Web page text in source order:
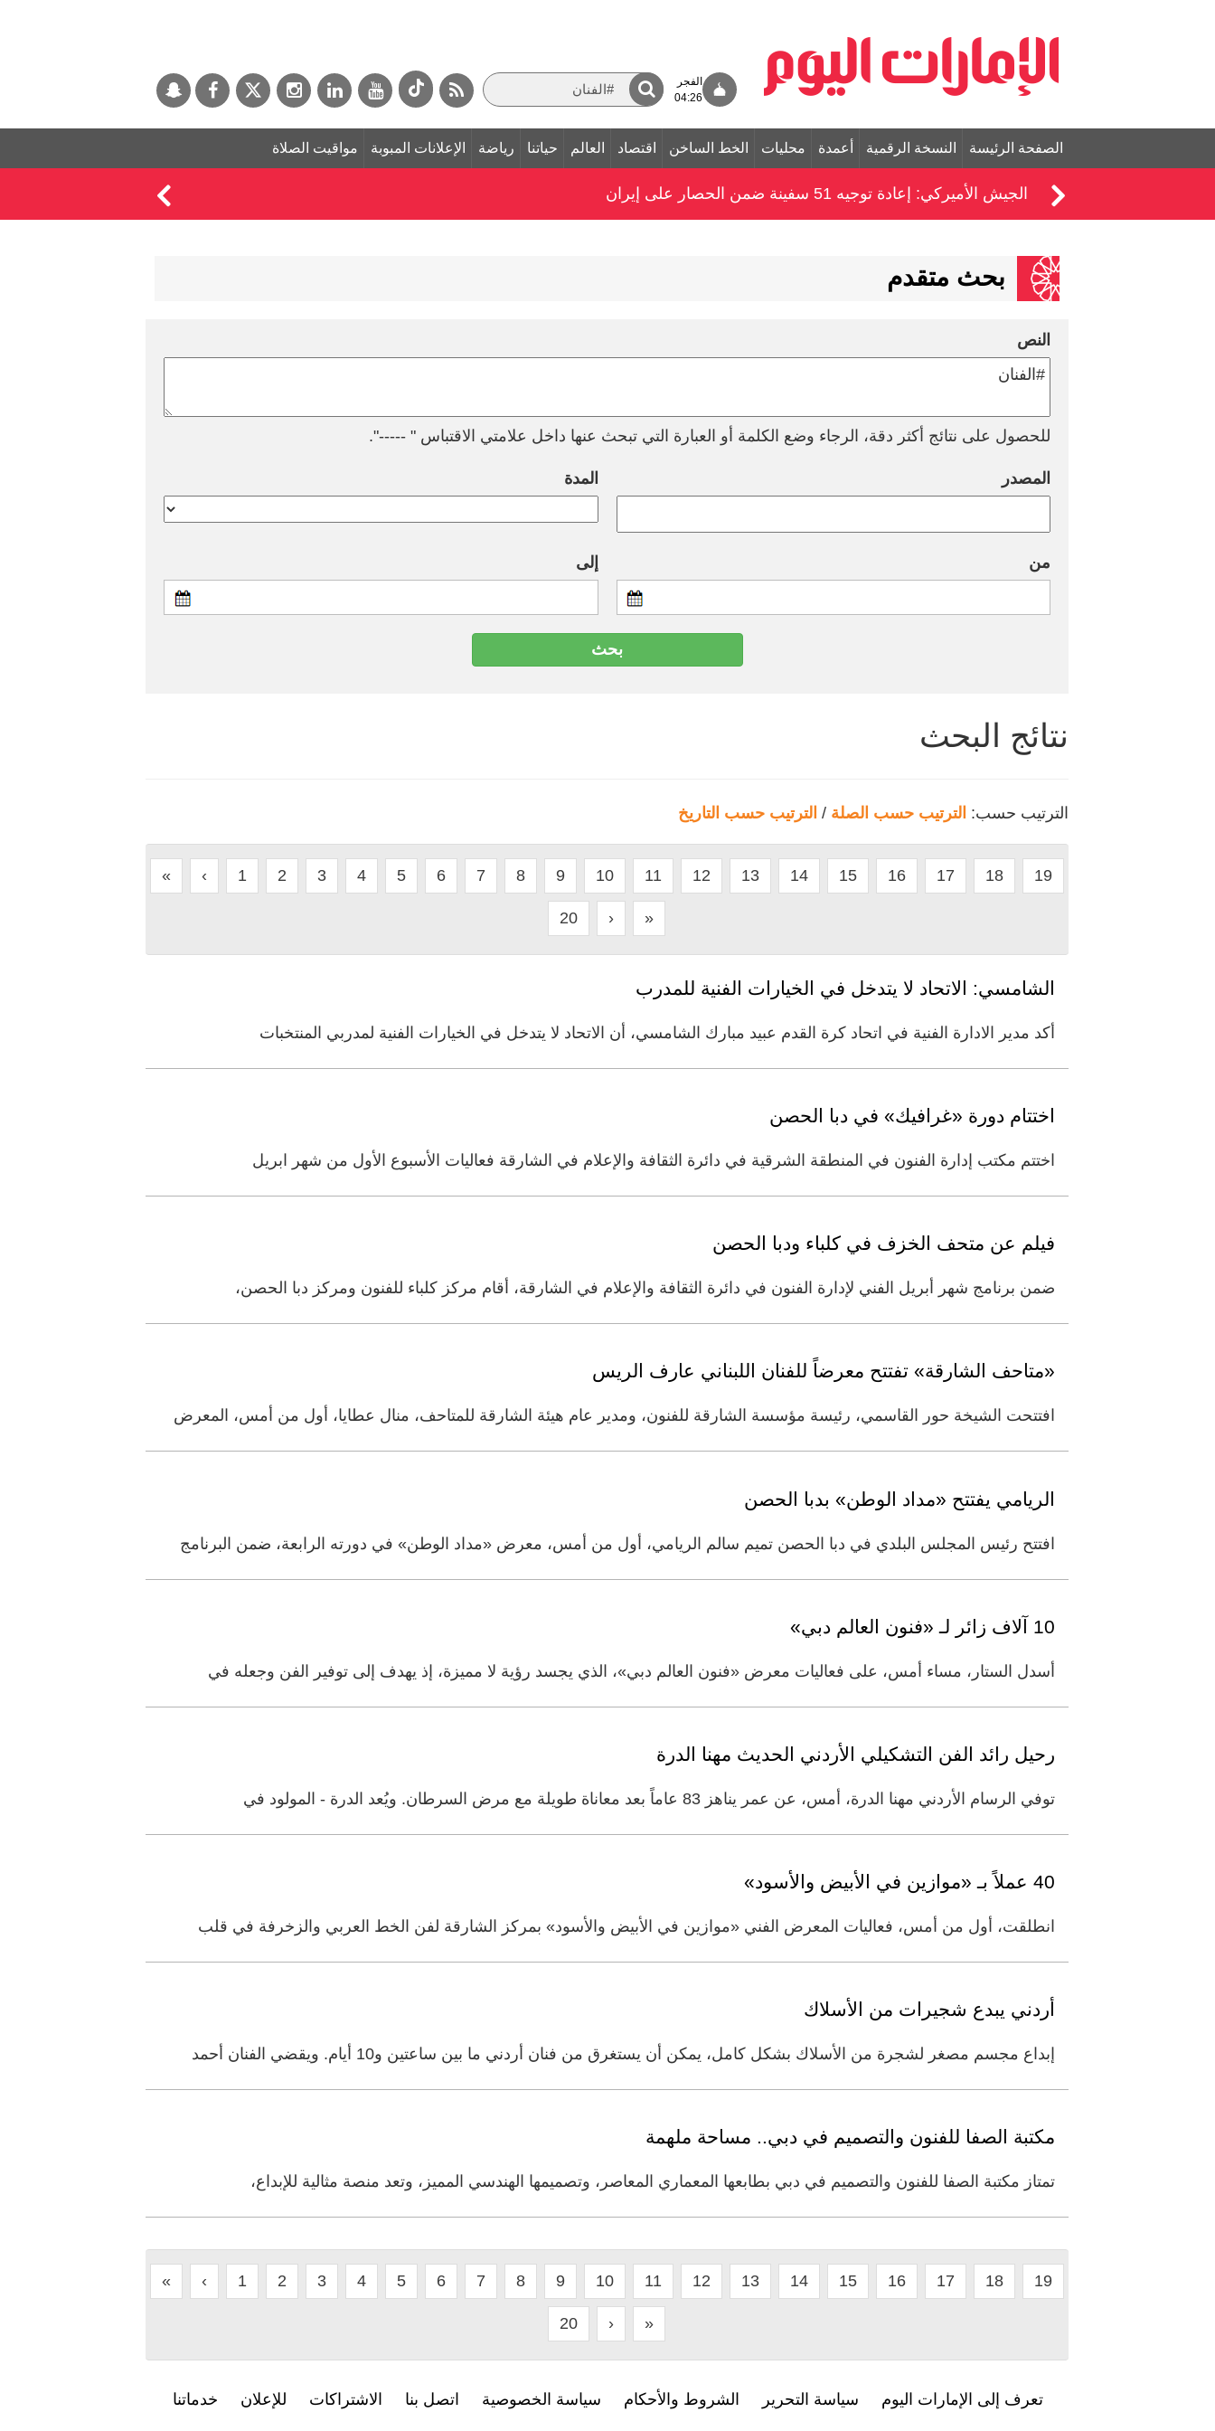
الفجر
04:26
الصفحة الرئيسة النسخة الرقمية أعمدة محليات الخط الساخن اقتصاد العالم حياتنا رياضة الإعلانات المبوبة مواقيت الصلاة
الجيش الأميركي: إعادة توجيه 51 سفينة ضمن الحصار على إيران
بحث متقدم
النص
للحصول على نتائج أكثر دقة، الرجاء وضع الكلمة أو العبارة التي تبحث عنها داخل علامتي الاقتباس " -----".
المصدر المدة
من إلى
نتائج البحث
الترتيب حسب: الترتيب حسب الصلة / الترتيب حسب التاريخ
« ‹ 1 2 3 4 5 6 7 8 9 10 11 12 13 14 15 16 17 18 19
20 › »
الشامسي: الاتحاد لا يتدخل في الخيارات الفنية للمدرب
أكد مدير الادارة الفنية في اتحاد كرة القدم عبيد مبارك الشامسي، أن الاتحاد لا يتدخل في الخيارات الفنية لمدربي المنتخبات
اختتام دورة «غرافيك» في دبا الحصن
اختتم مكتب إدارة الفنون في المنطقة الشرقية في دائرة الثقافة والإعلام في الشارقة فعاليات الأسبوع الأول من شهر ابريل
فيلم عن متحف الخزف في كلباء ودبا الحصن
ضمن برنامج شهر أبريل الفني لإدارة الفنون في دائرة الثقافة والإعلام في الشارقة، أقام مركز كلباء للفنون ومركز دبا الحصن،
«متاحف الشارقة» تفتتح معرضاً للفنان اللبناني عارف الريس
افتتحت الشيخة حور القاسمي، رئيسة مؤسسة الشارقة للفنون، ومدير عام هيئة الشارقة للمتاحف، منال عطايا، أول من أمس، المعرض
الريامي يفتتح «مداد الوطن» بدبا الحصن
افتتح رئيس المجلس البلدي في دبا الحصن تميم سالم الريامي، أول من أمس، معرض «مداد الوطن» في دورته الرابعة، ضمن البرنامج
10 آلاف زائر لـ «فنون العالم دبي»
أسدل الستار، مساء أمس، على فعاليات معرض «فنون العالم دبي»، الذي يجسد رؤية لا مميزة، إذ يهدف إلى توفير الفن وجعله في
رحيل رائد الفن التشكيلي الأردني الحديث مهنا الدرة
توفي الرسام الأردني مهنا الدرة، أمس، عن عمر يناهز 83 عاماً بعد معاناة طويلة مع مرض السرطان. ويُعد الدرة - المولود في
40 عملاً بـ «موازين في الأبيض والأسود»
انطلقت، أول من أمس، فعاليات المعرض الفني «موازين في الأبيض والأسود» بمركز الشارقة لفن الخط العربي والزخرفة في قلب
أردني يبدع شجيرات من الأسلاك
إبداع مجسم مصغر لشجرة من الأسلاك بشكل كامل، يمكن أن يستغرق من فنان أردني ما بين ساعتين و10 أيام. ويقضي الفنان أحمد
مكتبة الصفا للفنون والتصميم في دبي.. مساحة ملهمة
تمتاز مكتبة الصفا للفنون والتصميم في دبي بطابعها المعماري المعاصر، وتصميمها الهندسي المميز، وتعد منصة مثالية للإبداع،
« ‹ 1 2 3 4 5 6 7 8 9 10 11 12 13 14 15 16 17 18 19
20 › »
تعرف إلى الإمارات اليوم سياسة التحرير الشروط والأحكام سياسة الخصوصية اتصل بنا الاشتراكات للإعلان خدماتنا